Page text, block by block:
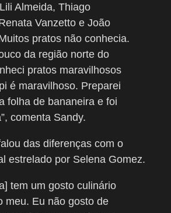
Almeida, Thiago
Vanzetto e João
pratos não conhecia.
da região norte do
pratos maravilhosos
é maravilhoso. Preparei
folha de bananeira e foi
comenta Sandy.
das diferenças com o
estrelado por Selena Gomez.
tem um gosto culinário
meu. Eu não gosto de